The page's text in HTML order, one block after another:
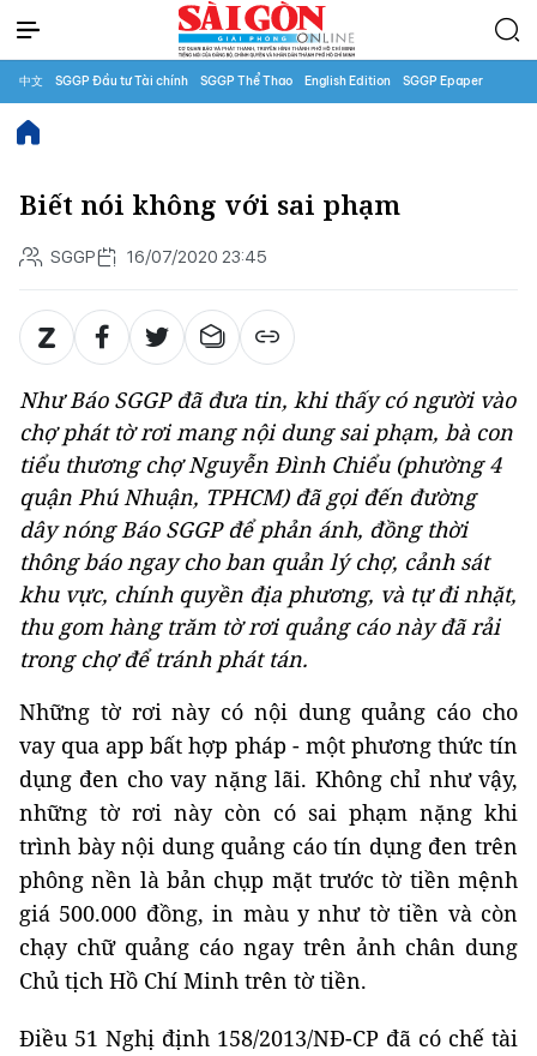
中文 SGGP Đầu tư Tài chính SGGP Thể Thao English Edition SGGP Epaper
Biết nói không với sai phạm
SGGP 16/07/2020 23:45
Như Báo SGGP đã đưa tin, khi thấy có người vào
chợ phát tờ rơi mang nội dung sai phạm, bà con
tiểu thương chợ Nguyễn Đình Chiểu (phường 4
quận Phú Nhuận, TPHCM) đã gọi đến đường
dây nóng Báo SGGP để phản ánh, đồng thời
thông báo ngay cho ban quản lý chợ, cảnh sát
khu vực, chính quyền địa phương, và tự đi nhặt,
thu gom hàng trăm tờ rơi quảng cáo này đã rải
trong chợ để tránh phát tán.
Những tờ rơi này có nội dung quảng cáo cho
vay qua app bất hợp pháp - một phương thức tín
dụng đen cho vay nặng lãi. Không chỉ như vậy,
những tờ rơi này còn có sai phạm nặng khi
trình bày nội dung quảng cáo tín dụng đen trên
phông nền là bản chụp mặt trước tờ tiền mệnh
giá 500.000 đồng, in màu y như tờ tiền và còn
chạy chữ quảng cáo ngay trên ảnh chân dung
Chủ tịch Hồ Chí Minh trên tờ tiền.
Điều 51 Nghị định 158/2013/NĐ-CP đã có chế tài